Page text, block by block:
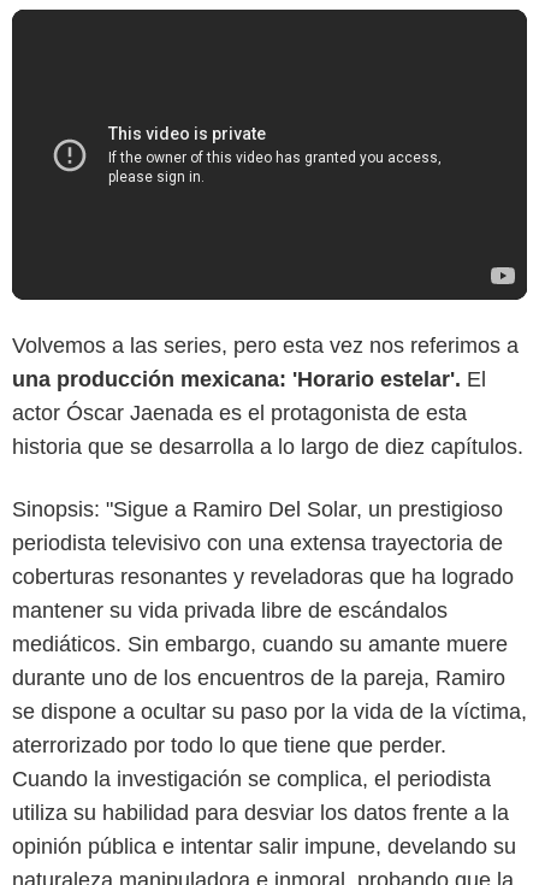
Volvemos a las series, pero esta vez nos referimos a
una producción mexicana: 'Horario estelar'. El
actor Óscar Jaenada es el protagonista de esta
historia que se desarrolla a lo largo de diez capítulos.
Sinopsis: "Sigue a Ramiro Del Solar, un prestigioso
periodista televisivo con una extensa trayectoria de
coberturas resonantes y reveladoras que ha logrado
mantener su vida privada libre de escándalos
mediáticos. Sin embargo, cuando su amante muere
durante uno de los encuentros de la pareja, Ramiro
se dispone a ocultar su paso por la vida de la víctima,
aterrorizado por todo lo que tiene que perder.
Cuando la investigación se complica, el periodista
utiliza su habilidad para desviar los datos frente a la
opinión pública e intentar salir impune, develando su